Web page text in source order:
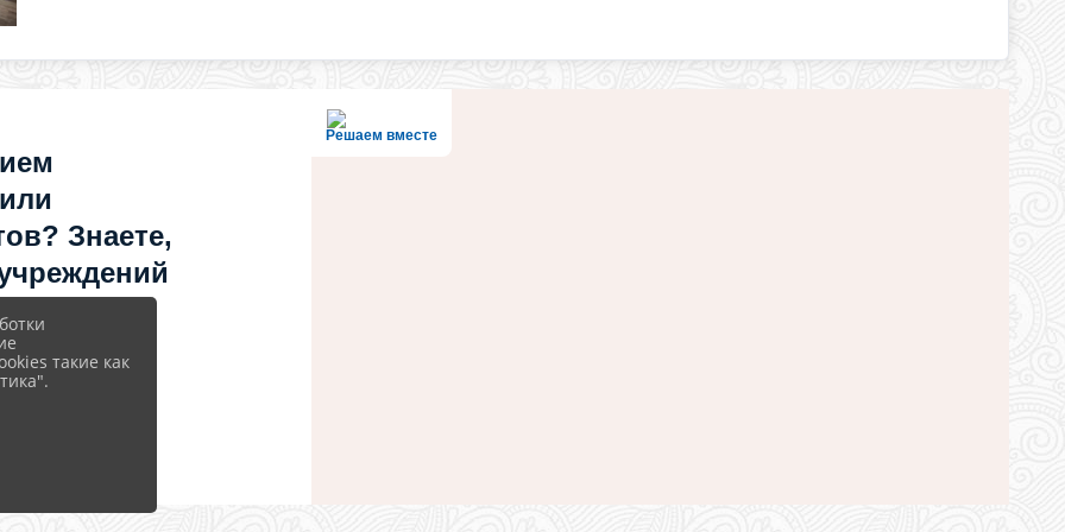
Решаем вместе
Знаете,
такие как